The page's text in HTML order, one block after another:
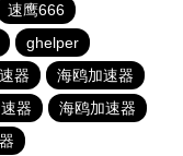
速鹰666
ghelper
器
海鸥加速器
器
海鸥加速器